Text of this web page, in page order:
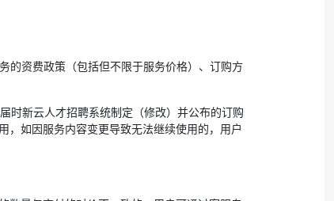
的资费政策（包括但不限于服务价格）、订购方
时新云人才招聘系统制定（修改）并公布的订购
，如因服务内容变更导致无法继续使用的，用户